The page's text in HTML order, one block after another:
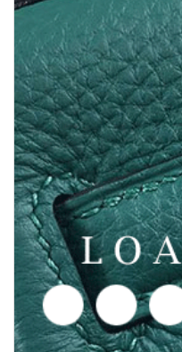
5997498/vaatteet
Tarjouspyyntö